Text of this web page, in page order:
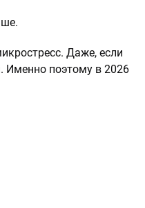
Даже, если
Именно поэтому в 2026